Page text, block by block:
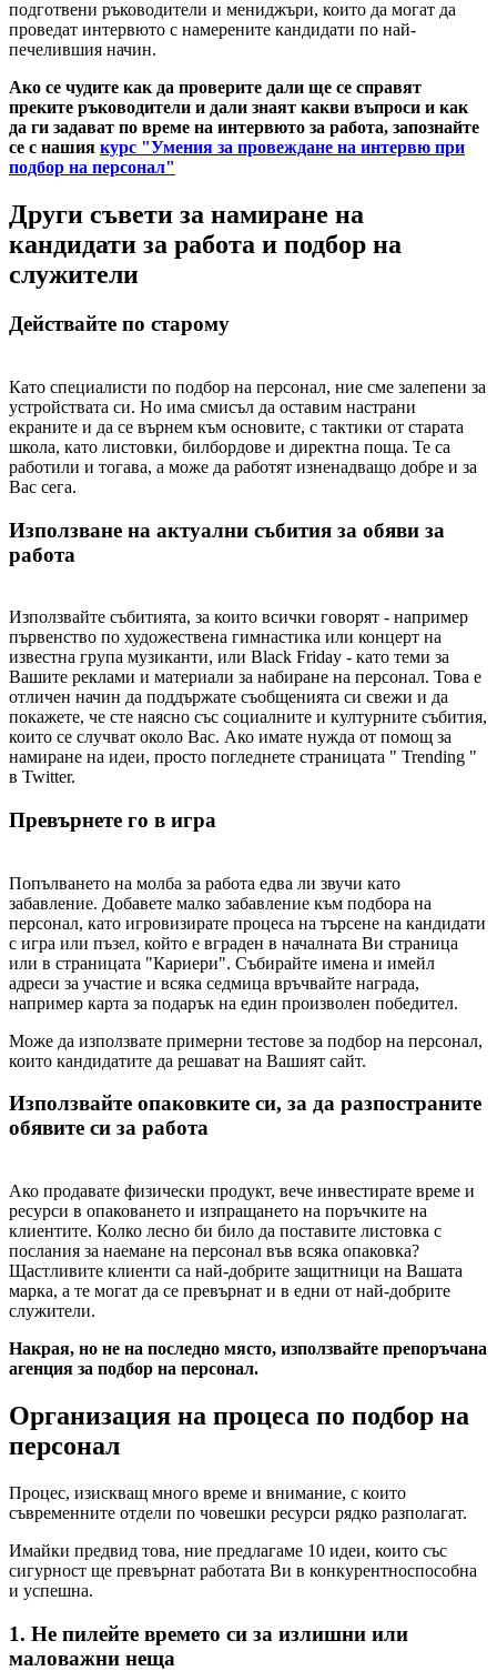
подготвени ръководители и мениджъри, които да могат да
проведат интервюто с намерените кандидати по най-
печелившия начин.
Ако се чудите как да проверите дали ще се справят
преките ръководители и дали знаят какви въпроси и как
да ги задават по време на интервюто за работа, запознайте
се с нашия курс "Умения за провеждане на интервю при
подбор на персонал"
Други съвети за намиране на
кандидати за работа и подбор на
служители
Действайте по старому
Като специалисти по подбор на персонал, ние сме залепени за
устройствата си. Но има смисъл да оставим настрани
екраните и да се върнем към основите, с тактики от старата
школа, като листовки, билбордове и директна поща. Те са
работили и тогава, а може да работят изненадващо добре и за
Вас сега.
Използване на актуални събития за обяви за
работа
Използвайте събитията, за които всички говорят - например
първенство по художествена гимнастика или концерт на
известна група музиканти, или Black Friday - като теми за
Вашите реклами и материали за набиране на персонал. Това е
отличен начин да поддържате съобщенията си свежи и да
покажете, че сте наясно със социалните и културните събития,
които се случват около Вас. Ако имате нужда от помощ за
намиране на идеи, просто погледнете страницата " Trending "
в Twitter.
Превърнете го в игра
Попълването на молба за работа едва ли звучи като
забавление. Добавете малко забавление към подбора на
персонал, като игровизирате процеса на търсене на кандидати
с игра или пъзел, който е вграден в началната Ви страница
или в страницата "Кариери". Събирайте имена и имейл
адреси за участие и всяка седмица връчвайте награда,
например карта за подарък на един произволен победител.
Може да използвате примерни тестове за подбор на персонал,
които кандидатите да решават на Вашият сайт.
Използвайте опаковките си, за да разпостраните
обявите си за работа
Ако продавате физически продукт, вече инвестирате време и
ресурси в опаковането и изпращането на поръчките на
клиентите. Колко лесно би било да поставите листовка с
послания за наемане на персонал във всяка опаковка?
Щастливите клиенти са най-добрите защитници на Вашата
марка, а те могат да се превърнат и в едни от най-добрите
служители.
Накрая, но не на последно място, използвайте препоръчана
агенция за подбор на персонал.
Организация на процеса по подбор на
персонал
Процес, изискващ много време и внимание, с които
съвременните отдели по човешки ресурси рядко разполагат.
Имайки предвид това, ние предлагаме 10 идеи, които със
сигурност ще превърнат работата Ви в конкурентноспособна
и успешна.
1. Не пилейте времето си за излишни или
маловажни неща